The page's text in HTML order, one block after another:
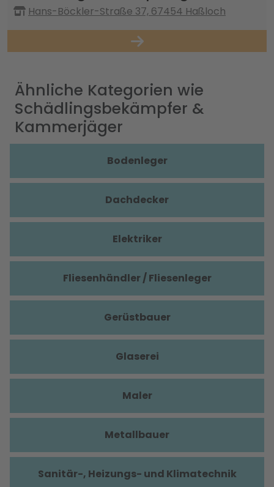
Hans-Böckler-Straße 37, 67454 Haßloch
Ähnliche Kategorien wie
Schädlingsbekämpfer &
Kammerjäger
Bodenleger
Dachdecker
Elektriker
Fliesenhändler / Fliesenleger
Gerüstbauer
Glaserei
Maler
Metallbauer
Sanitär-, Heizungs- und Klimatechnik